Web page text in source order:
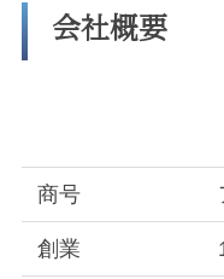
会社概要
商号
創業